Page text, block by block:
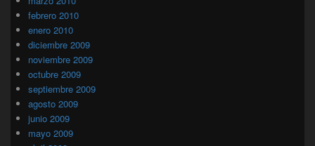
febrero 2010
enero 2010
diciembre 2009
noviembre 2009
octubre 2009
septiembre 2009
agosto 2009
junio 2009
mayo 2009